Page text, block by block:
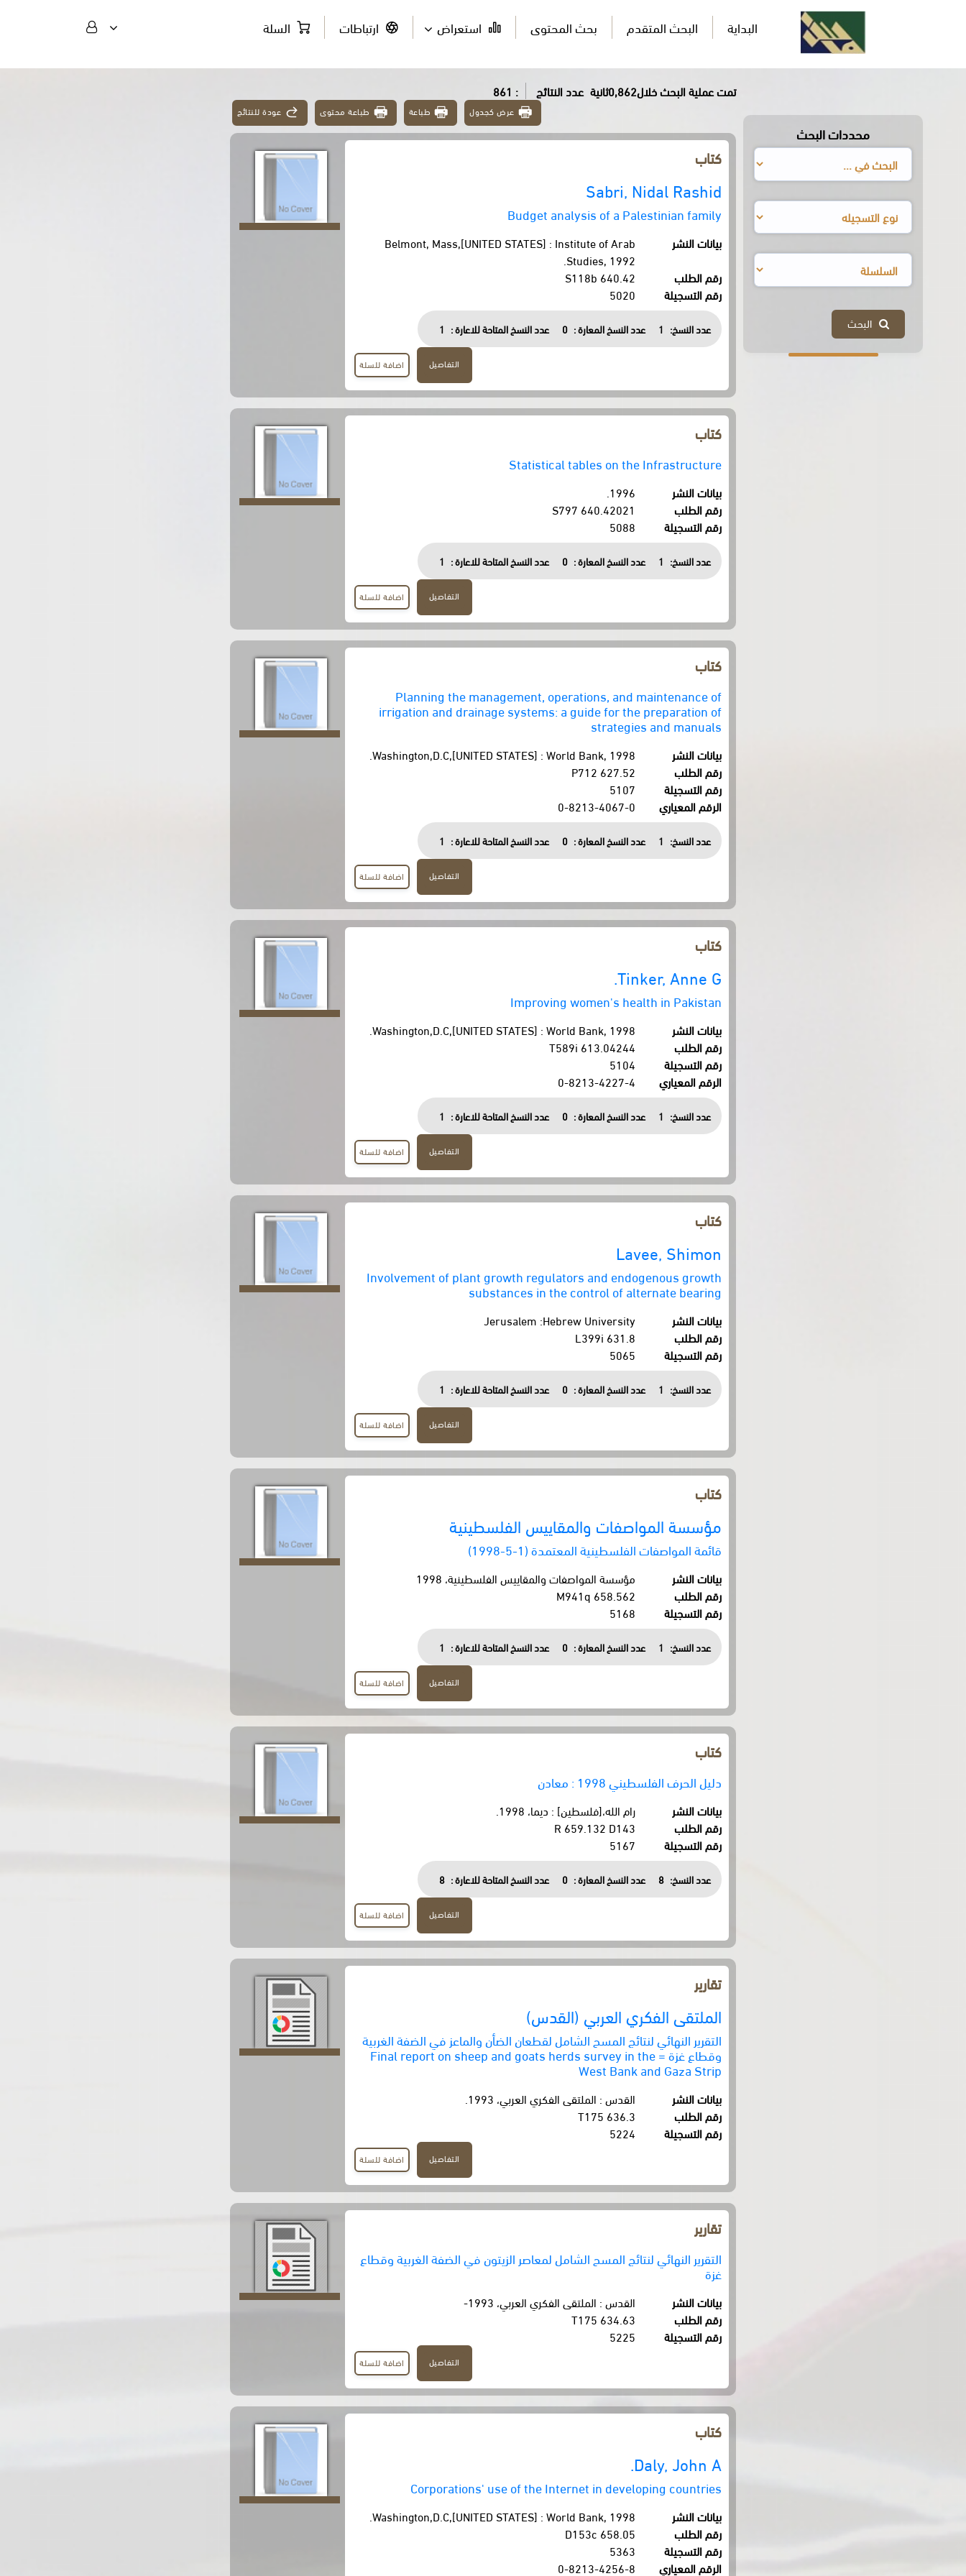
البداية البحث المتقدم بحث المحتوى استعراض ارتباطات السلة
محددات البحث
البحث
تمت عملية البحث خلال0,862ثانية عدد النتائج : 861
عرض كجدول طباعة طباعة محتوى عودة للنتائج
كتاب
Sabri, Nidal Rashid
Budget analysis of a Palestinian family
بيانات النشر
Belmont, Mass,[UNITED STATES] : Institute of Arab
Studies, 1992.
رقم الطلب
640.42 S118b
رقم التسجيلة
5020
عدد النسخ: 1 عدد النسخ المعارة : 0 عدد النسخ المتاحة للاعارة : 1
التفاصيل اضافة للسلة
كتاب
Statistical tables on the Infrastructure
بيانات النشر
1996.
رقم الطلب
640.42021 S797
رقم التسجيلة
5088
عدد النسخ: 1 عدد النسخ المعارة : 0 عدد النسخ المتاحة للاعارة : 1
التفاصيل اضافة للسلة
كتاب
Planning the management, operations, and maintenance of
irrigation and drainage systems: a guide for the preparation of
strategies and manuals
بيانات النشر
Washington,D.C,[UNITED STATES] : World Bank, 1998.
رقم الطلب
627.52 P712
رقم التسجيلة
5107
الرقم المعياري
0-8213-4067-0
عدد النسخ: 1 عدد النسخ المعارة : 0 عدد النسخ المتاحة للاعارة : 1
التفاصيل اضافة للسلة
كتاب
Tinker, Anne G.
Improving women's health in Pakistan
بيانات النشر
Washington,D.C,[UNITED STATES] : World Bank, 1998.
رقم الطلب
613.04244 T589i
رقم التسجيلة
5104
الرقم المعياري
0-8213-4227-4
عدد النسخ: 1 عدد النسخ المعارة : 0 عدد النسخ المتاحة للاعارة : 1
التفاصيل اضافة للسلة
كتاب
Lavee, Shimon
Involvement of plant growth regulators and endogenous growth
substances in the control of alternate bearing
بيانات النشر
Jerusalem :Hebrew University
رقم الطلب
631.8 L399i
رقم التسجيلة
5065
عدد النسخ: 1 عدد النسخ المعارة : 0 عدد النسخ المتاحة للاعارة : 1
التفاصيل اضافة للسلة
كتاب
مؤسسة المواصفات والمقاييس الفلسطينية
قائمة المواصفات الفلسطينية المعتمدة (1-5-1998)
بيانات النشر
مؤسسة المواصفات والمقاييس الفلسطينية، 1998
رقم الطلب
658.562 M941q
رقم التسجيلة
5168
عدد النسخ: 1 عدد النسخ المعارة : 0 عدد النسخ المتاحة للاعارة : 1
التفاصيل اضافة للسلة
كتاب
دليل الحرف الفلسطيني 1998 : معادن
بيانات النشر
رام الله،[فلسطين] : ديما، 1998.
رقم الطلب
R 659.132 D143
رقم التسجيلة
5167
عدد النسخ: 8 عدد النسخ المعارة : 0 عدد النسخ المتاحة للاعارة : 8
التفاصيل اضافة للسلة
تقارير
الملتقى الفكري العربي (القدس)
التقرير النهائي لنتائج المسح الشامل لقطعان الضأن والماعز في الضفة الغربية
وقطاع غزة = Final report on sheep and goats herds survey in the
West Bank and Gaza Strip
بيانات النشر
القدس : الملتقى الفكري العربي، 1993.
رقم الطلب
636.3 T175
رقم التسجيلة
5224
التفاصيل اضافة للسلة
تقارير
التقرير النهائي لنتائج المسح الشامل لمعاصر الزيتون في الضفة الغربية وقطاع
غزة
بيانات النشر
القدس : الملتقى الفكري العربي، 1993-
رقم الطلب
634.63 T175
رقم التسجيلة
5225
التفاصيل اضافة للسلة
كتاب
Daly, John A.
Corporations' use of the Internet in developing countries
بيانات النشر
Washington,D.C,[UNITED STATES] : World Bank, 1998.
رقم الطلب
658.05 D153c
رقم التسجيلة
5363
الرقم المعياري
0-8213-4256-8